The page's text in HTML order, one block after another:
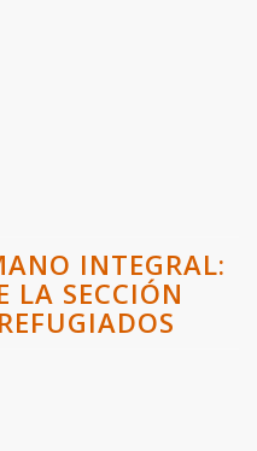
INTEGRAL:
LA SECCIÓN